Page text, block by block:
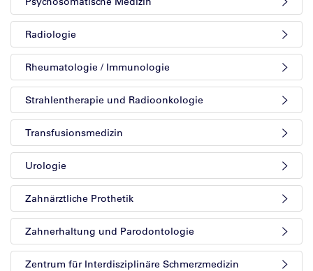
Radiologie
Rheumatologie / Immunologie
Strahlentherapie und Radioonkologie
Transfusionsmedizin
Urologie
Zahnärztliche Prothetik
Zahnerhaltung und Parodontologie
Zentrum für Interdisziplinäre Schmerzmedizin